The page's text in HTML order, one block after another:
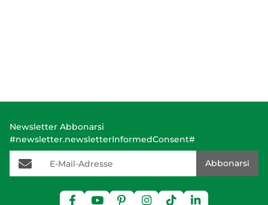
Newsletter Abbonarsi
#newsletter.newsletterInformedConsent#
E-Mail-Adresse
Abbonarsi